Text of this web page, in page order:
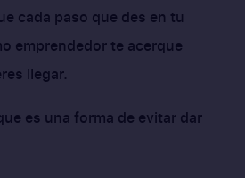
cada paso que des en tu
emprendedor te acerque
llegar.
es una forma de evitar dar